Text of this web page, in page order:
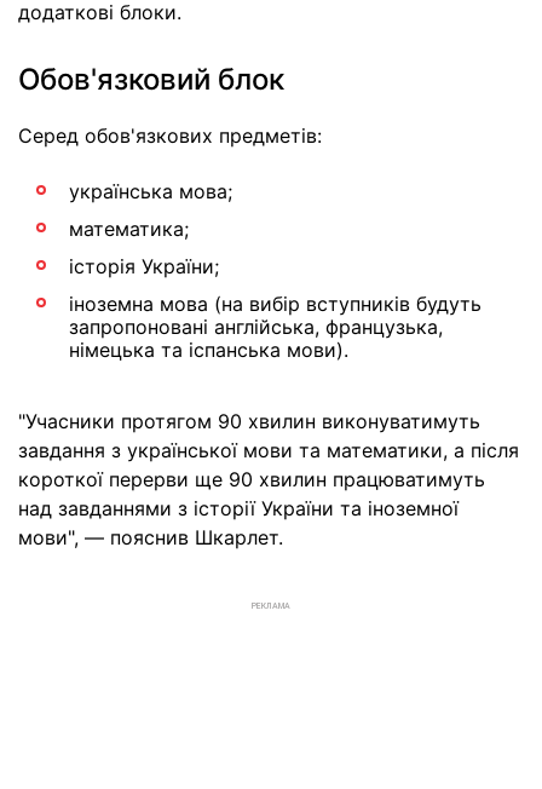
додаткові блоки.
Обов'язковий блок
Серед обов'язкових предметів:
українська мова;
математика;
історія України;
іноземна мова (на вибір вступників будуть
запропоновані англійська, французька,
німецька та іспанська мови).
"Учасники протягом 90 хвилин виконуватимуть
завдання з української мови та математики, а після
короткої перерви ще 90 хвилин працюватимуть
над завданнями з історії України та іноземної
мови", — пояснив Шкарлет.
РЕКЛАМА